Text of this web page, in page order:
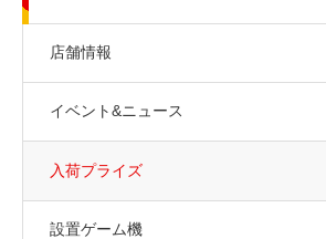
店舗情報
イベント&ニュース
入荷プライズ
設置ゲーム機